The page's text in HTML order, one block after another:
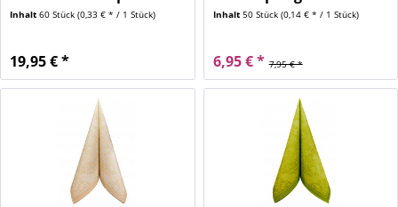
Stück
Inhalt60 Stück(0,33 € * / 1 Stück)
19,95 € *
Stück
Inhalt 50 Stück (0,14 € * / 1 Stück)
7,95 € *
6,95 € *